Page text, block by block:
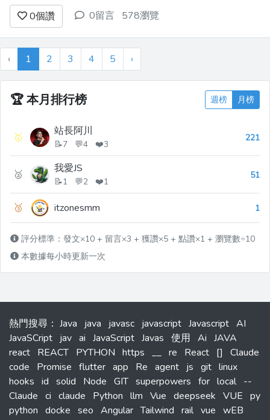
架構師專業）。 因此我開始將之前一直
感興趣的 **NotebookLM** 用於學習，效
果非常顯著，所以這次我將介紹
NotebookLM 的具體活用方法！ ##
NotebookLM 是什麼 ![No...
0個讚 0留言 578瀏覽
‹ 1 2 3 4 5 ›
🏆本月排行榜 週榜 月榜
🥇 站長阿川
📝7 💬4 ❤️3
221
🥈 我愛JS
📝1 💬2 ❤️1
51
🥉 itzonesmm 1
評分標準：發文×10 + 留言×3 + 獲讚×5 + 點讚×1 + 瀏覽數÷10
本數據每小時更新一次
熱門搜尋 ： Java java javasc javascript Javascript AI
JavaSCript jav ai JavaScript Javas 使用 Ai JAVA
react REACT PYTHON https __ re React []
Claude
code
Promise flutter app Re agent js git linux
hooks id solid Node GIT superpowers for local --
Claude ci claude Python llm Vue deepseek VUE py
python docke seo Angular Tailwind rail vue wEB